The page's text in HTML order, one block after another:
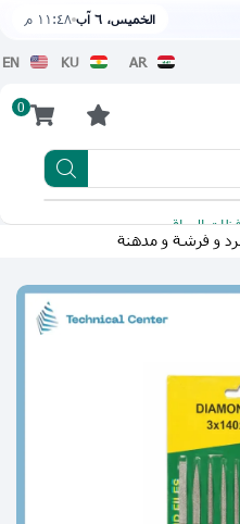
الخميس، ٦ آب ١١:٤٨ م
AR
KU
EN
0
العراق
و فرشة و مدهنة